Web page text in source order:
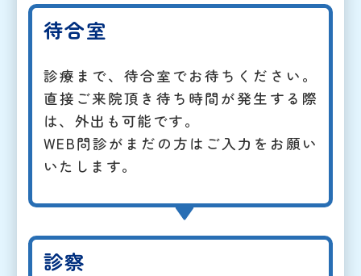
待合室
診療まで、待合室でお待ちください。
直接ご来院頂き待ち時間が発生する際
は、外出も可能です。
WEB問診がまだの方はご入力をお願い
いたします。
診察